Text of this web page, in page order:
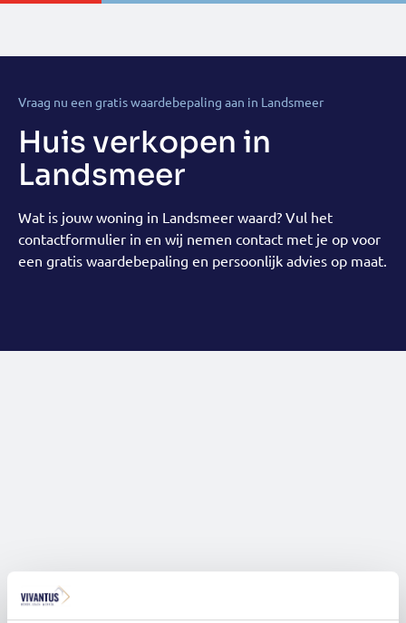
Vraag nu een gratis waardebepaling aan in Landsmeer
Huis verkopen in
Landsmeer
Wat is jouw woning in Landsmeer waard? Vul het
contactformulier in en wij nemen contact met je op voor
een gratis waardebepaling en persoonlijk advies op maat.